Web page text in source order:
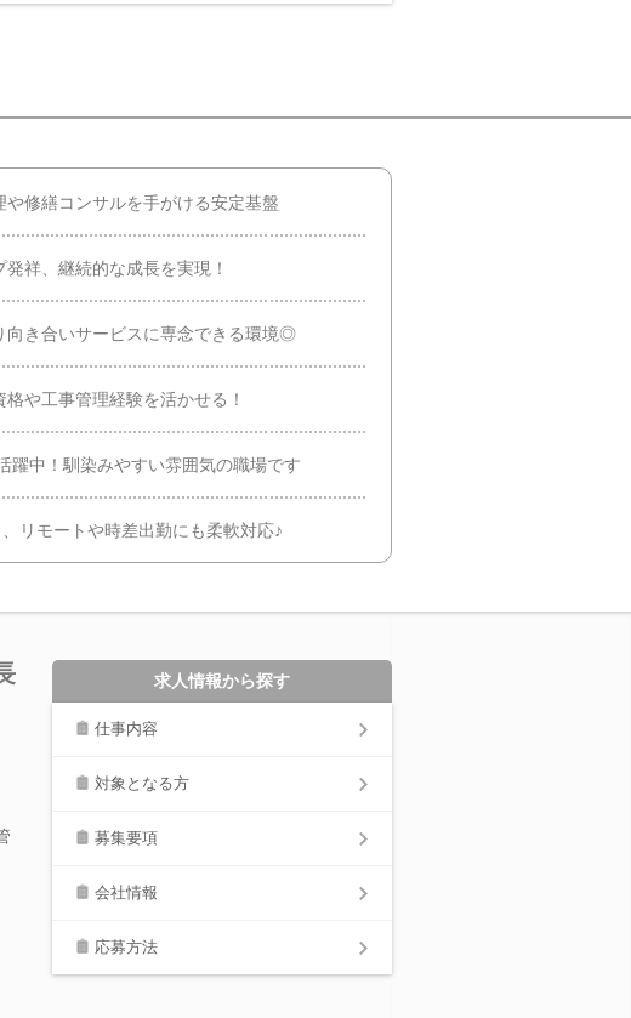
修繕コンサルを手がける安定基盤
祥、継続的な成長を実現！
き合いサービスに専念できる環境◎
や工事管理経験を活かせる！
中！馴染みやすい雰囲気の職場です
リモートや時差出勤にも柔軟対応♪
求人情報から探す
仕事内容
対象となる方
募集要項
会社情報
応募方法